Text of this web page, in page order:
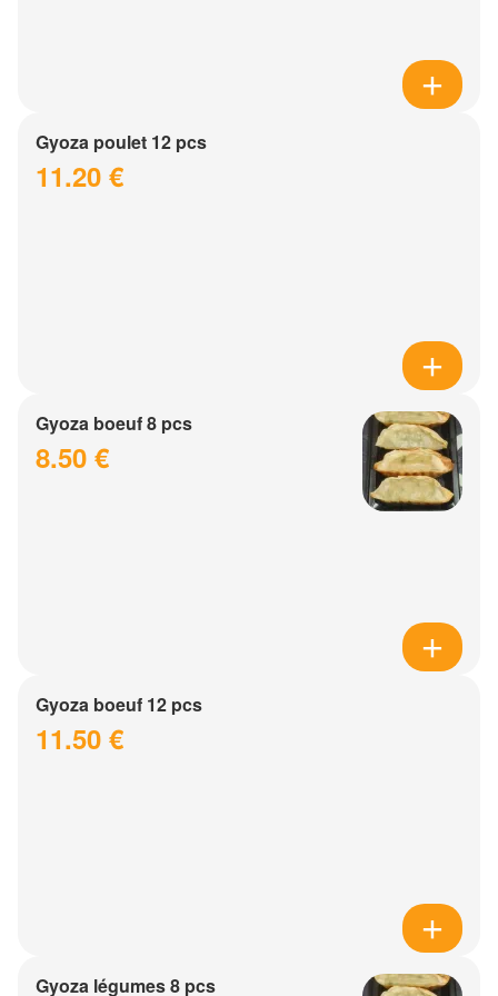
Gyoza poulet 12 pcs
11.20 €
Gyoza boeuf 8 pcs
8.50 €
Gyoza boeuf 12 pcs
11.50 €
Gyoza légumes 8 pcs